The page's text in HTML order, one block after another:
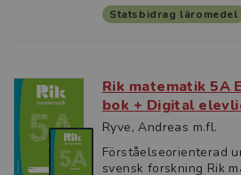
Statsbidrag läromedel
Rik matematik 5A
bok + Digital
Ryve, Andreas m.fl.
Förståelseorienterad
svensk forskning Rik